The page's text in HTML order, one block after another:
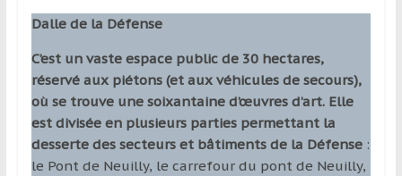
Dalle de la Défense
C’est un vaste espace public de 30 hectares,
réservé aux piétons (et aux véhicules de secours),
où se trouve une soixantaine d’œuvres d’art. Elle
est divisée en plusieurs parties permettant la
desserte des secteurs et bâtiments de la Défense:
le Pont de Neuilly, le carrefour du pont de Neuilly,